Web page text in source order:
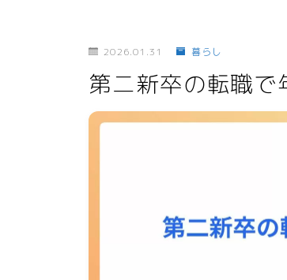
家事・日用品
家電
2026.01.31 暮らし
第二新卒の転職